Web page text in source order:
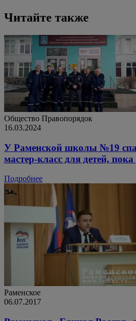
Читайте также
Общество Правопорядок
16.03.2024
У Раменской школы №19
мастер-класс для детей,
Подробнее
Раменское
06.07.2017